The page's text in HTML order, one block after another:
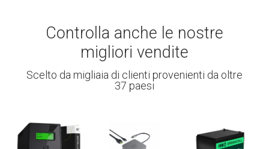
Controlla anche le nostre
migliori vendite
Scelto da migliaia di clienti provenienti da oltre
37 paesi